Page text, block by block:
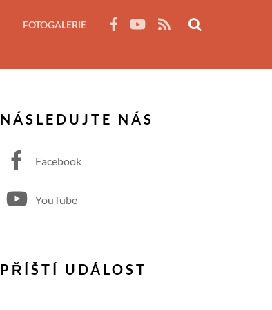
FOTOGALERIE
NÁSLEDUJTE NÁS
Facebook
YouTube
PŘÍŠTÍ UDÁLOST